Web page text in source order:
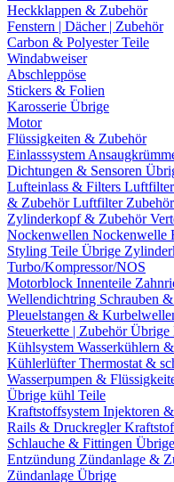
Heckklappen & Zubehör
Fenstern | Dächer | Zubehör
Carbon & Polyester Teile
Windabweiser
Abschleppöse
Stickers & Folien
Karosserie Übrige
Motor
Flüssigkeiten & Zubehör
Einlasssystem
Dichtungen & Sensoren
Lufteinlass & Filters
& ZubehörLuftfilter Zubehör
Zylinderkopf & Zubehör
Nockenwellen Nockenwelle
Styling Teile Übrige
Turbo/Kompressor/NOS
Motorblock Innenteile
Wellendichtring Schrauben
Pleuelstangen &
Steuerkette | ZubehörÜbrige
Kühlsystem Wasserkühlern
KühlerlüfterThermostat &
Wasserpumpen &
Übrige kühl Teile
Kraftstoffsystem Injektoren
Rails & Druckregler
Schlauche & Fittingen
Entzündung Zündanlage &
Zündanlage Übrige